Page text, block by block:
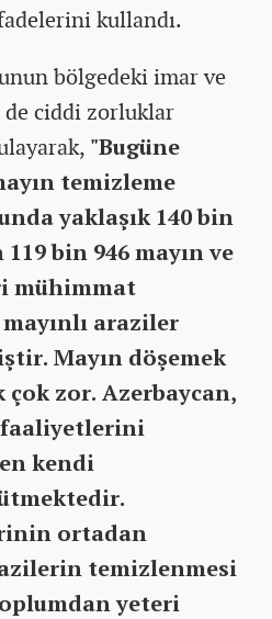
kullandı.
bölgedeki imar ve
de ciddi zorluklar
"Bugüne
temizleme
yaklaşık 140 bin
bin 946 mayın ve
mühimmat
araziler
Mayın döşemek
zor. Azerbaycan,
faaliyetlerini
kendi
ortadan
temizlenmesi
yeteri